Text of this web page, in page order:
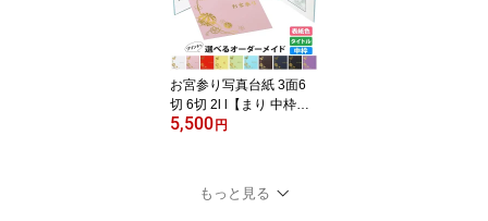
ゃん 成人式 お宮参り 出
産祝い 結婚祝い 家族 親
お宮参り写真台紙 3面6
切 6切 2l l【まり 中枠白
色】送料無料 表紙色 中
ルバム ベビー お祝い 内
祝い 出産 百日祝 初参り
5,500 円
もっと見る